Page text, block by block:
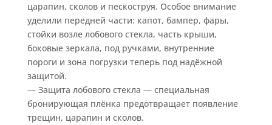
царапин, сколов и пескоструя. Особое внимание
уделили передней части: капот, бампер, фары,
стойки возле лобового стекла, часть крыши,
боковые зеркала, под ручками, внутренние
пороги и зона погрузки теперь под надёжной
защитой.
— Защита лобового стекла — специальная
бронирующая плёнка предотвращает появление
трещин, царапин и сколов.